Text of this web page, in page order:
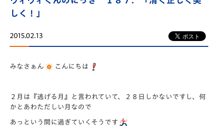
しく！」
2015.02.13
みなさぁん こんにちは
２月は『逃げる月』と言われていて、２８日しかないですし、何
かとあわただしい月なので
あっという間に過ぎていくそうです